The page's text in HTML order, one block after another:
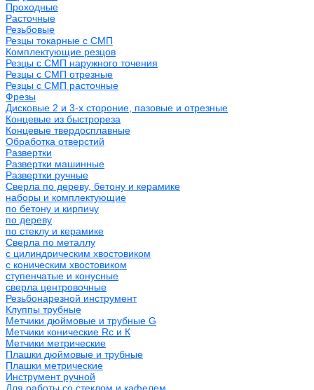
Проходные
Расточные
Резьбовые
Резцы токарные с СМП
Комплектующие резцов
Резцы с СМП наружного точения
Резцы с СМП отрезные
Резцы с СМП расточные
Фрезы
Дисковые 2 и 3-х стороние, пазовые и отрезные
Концевые из быстрореза
Концевые твердосплавные
Обработка отверстий
Развертки
Развертки машинные
Развертки ручные
Сверла по дереву, бетону и керамике
наборы и комплектующие
по бетону и кирпичу
по дереву
по стеклу и керамике
Сверла по металлу
c цилиндрическим хвостовиком
c коническим хвостовиком
cтупенчатые и конусные
сверла центровочные
Резьбонарезной инструмент
Клуппы трубные
Метчики дюймовые и трубные G
Метчики конические Rc и К
Метчики метрические
Плашки дюймовые и трубные
Плашки метрические
Инструмент ручной
Для работы со стеклом и кафелем